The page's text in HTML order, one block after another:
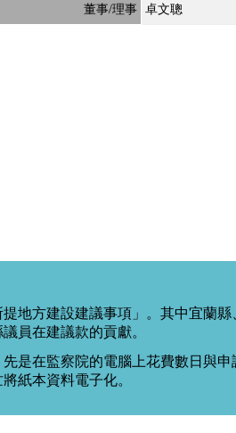
董事/理事 卓文聰
提地方建設建議事項」。其中宜蘭
員在建議款的貢獻。
是在監察院的電腦上花費數日與
紙本資料電子化。